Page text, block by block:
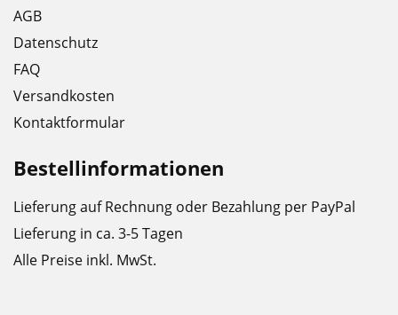
AGB
Datenschutz
FAQ
Versandkosten
Kontaktformular
Bestellinformationen
Lieferung auf Rechnung oder Bezahlung per PayPal
Lieferung in ca. 3-5 Tagen
Alle Preise inkl. MwSt.